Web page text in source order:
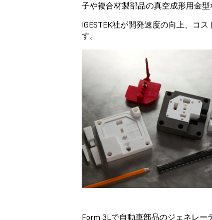
子や複合材製部品の真空成形用金
IGESTEK社が開発速度の向上、コ
す。
Form 3Lで自動車部品のジェネレー